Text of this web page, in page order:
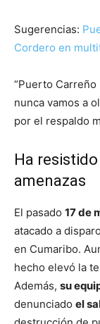
Sugerencias:
Cordero en
“Puerto
nunca vamos a
por el respaldo
Ha
amenazas
El pasado 17 de
atacado a
en Cumaribo.
hecho elevó la
Además, su
denunciado el